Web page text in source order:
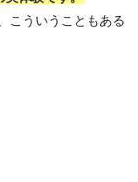
こういうこともある